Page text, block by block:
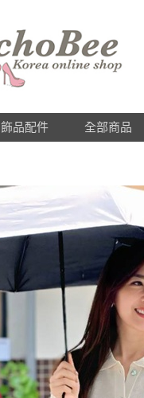
飾品配件 全部商品